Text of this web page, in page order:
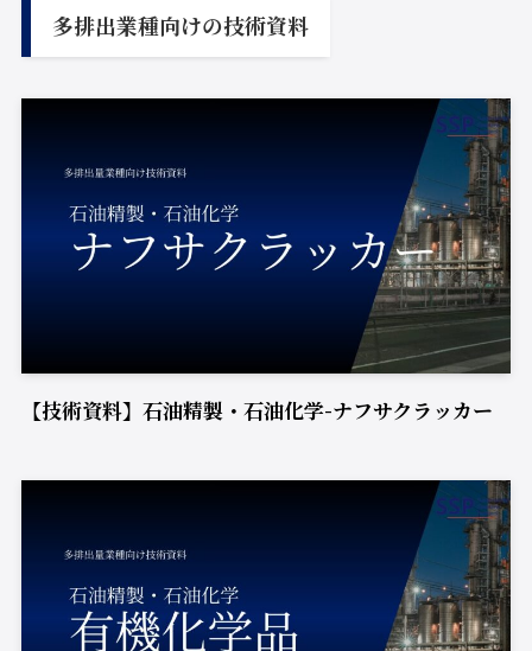
多排出業種向けの技術資料
【技術資料】石油精製・石油化学-ナフサクラッカー